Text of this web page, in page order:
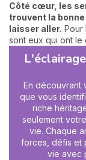
Côté cœur, les
trouvent la
laisser aller. Pour
sont eux qui ont le
En découvrant
que vous
riche
seulement
vie. Chaque
forces, défis et
vie avec